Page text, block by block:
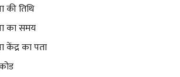
की तिथि
का समय
केंद्र का पता